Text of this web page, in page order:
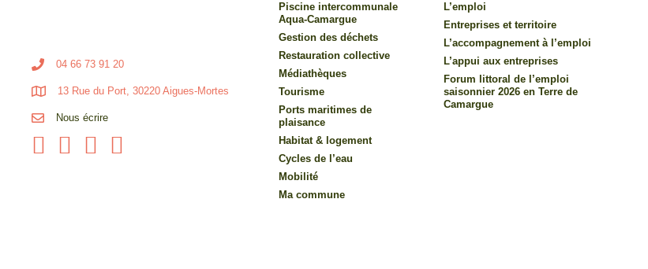
04 66 73 91 20
13 Rue du Port, 30220 Aigues-Mortes
Nous écrire
Piscine intercommunale
Aqua-Camargue
Gestion des déchets
Restauration collective
Médiathèques
Tourisme
Ports maritimes de
plaisance
Habitat & logement
Cycles de l’eau
Mobilité
Ma commune
L’emploi
Entreprises et territoire
L’accompagnement à l’emploi
L’appui aux entreprises
Forum littoral de l’emploi
saisonnier 2026 en Terre de
Camargue